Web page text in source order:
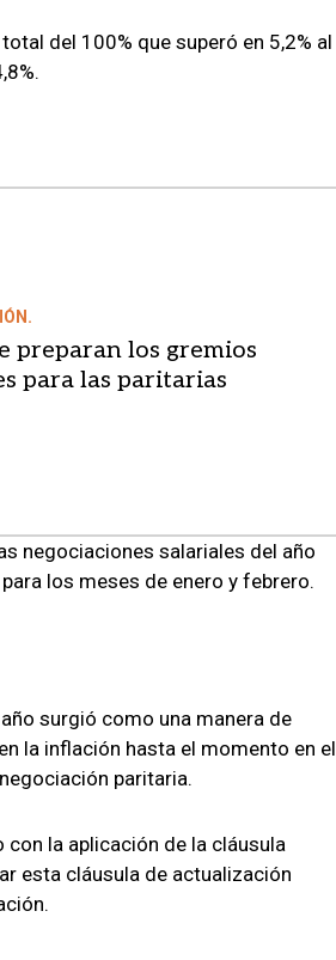
del 100% que superó en 5,2% al
preparan los gremios
para las paritarias
negociaciones salariales del año
los meses de enero y febrero.
surgió como una manera de
la inflación hasta el momento en el
paritaria.
la aplicación de la cláusula
esta cláusula de actualización